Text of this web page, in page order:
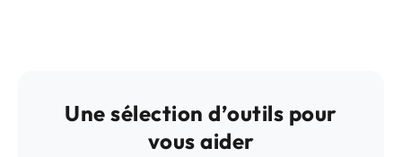
Une sélection d’outils pour
vous aider